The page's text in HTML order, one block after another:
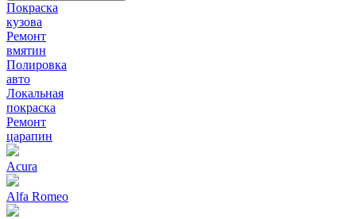
Покраска
кузова
Ремонт
вмятин
Полировка
авто
Локальная
покраска
Ремонт
царапин
Acura
Alfa Romeo